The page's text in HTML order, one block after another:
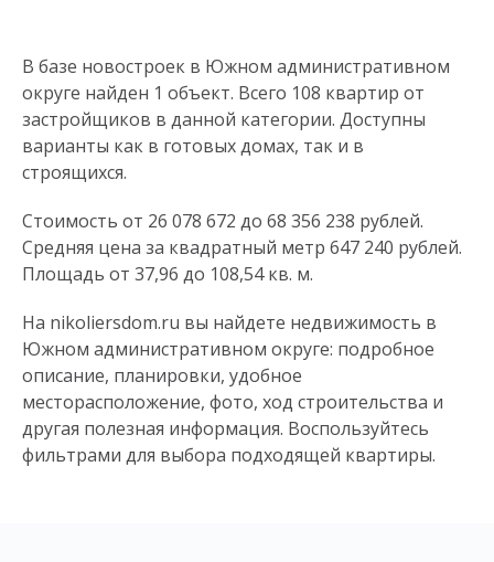
В базе новостроек в Южном административном
округе найден 1 объект. Всего 108 квартир от
застройщиков в данной категории. Доступны
варианты как в готовых домах, так и в
строящихся.
Стоимость от 26 078 672 до 68 356 238 рублей.
Средняя цена за квадратный метр 647 240 рублей.
Площадь от 37,96 до 108,54 кв. м.
На nikoliersdom.ru вы найдете недвижимость в
Южном административном округе: подробное
описание, планировки, удобное
месторасположение, фото, ход строительства и
другая полезная информация. Воспользуйтесь
фильтрами для выбора подходящей квартиры.